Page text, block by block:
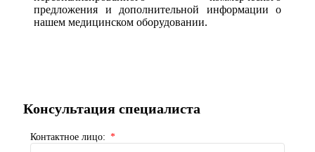
предложения и дополнительной информации о
нашем медицинском оборудовании.
Консультация специалиста
Контактное лицо: